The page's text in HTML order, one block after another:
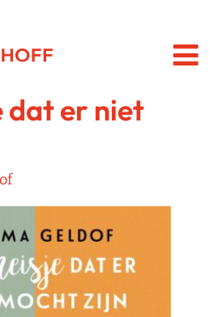
dat er niet